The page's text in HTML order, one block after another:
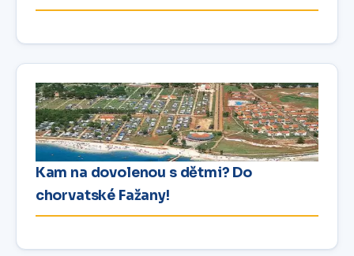
Kam na dovolenou s dětmi? Do
chorvatské Fažany!